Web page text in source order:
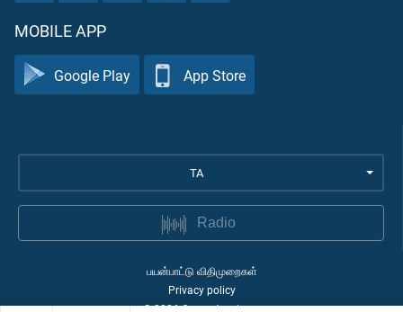
MOBILE APP
Google Play App Store
TA
Radio
பயன்பாட்டு விதிமுறைகள்
Privacy policy
©2026Quran Academy